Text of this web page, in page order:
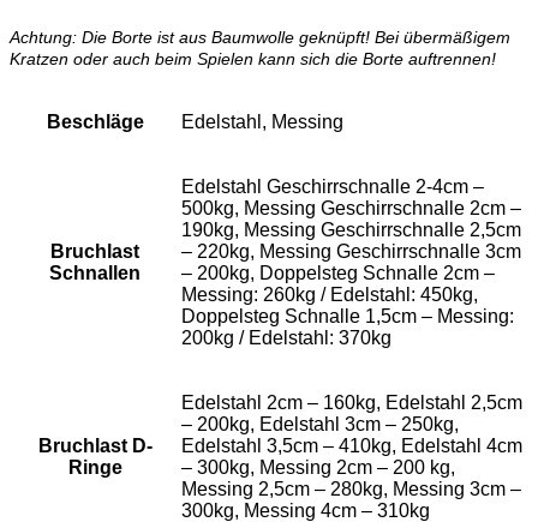
Achtung: Die Borte ist aus Baumwolle geknüpft! Bei übermäßigem
Kratzen oder auch beim Spielen kann sich die Borte auftrennen!
Beschläge Edelstahl, Messing
Bruchlast
Schnallen
Edelstahl Geschirrschnalle 2-4cm –
500kg, Messing Geschirrschnalle 2cm –
190kg, Messing Geschirrschnalle 2,5cm
– 220kg, Messing Geschirrschnalle 3cm
– 200kg, Doppelsteg Schnalle 2cm –
Messing: 260kg / Edelstahl: 450kg,
Doppelsteg Schnalle 1,5cm – Messing:
200kg / Edelstahl: 370kg
Bruchlast D-
Ringe
Edelstahl 2cm – 160kg, Edelstahl 2,5cm
– 200kg, Edelstahl 3cm – 250kg,
Edelstahl 3,5cm – 410kg, Edelstahl 4cm
– 300kg, Messing 2cm – 200 kg,
Messing 2,5cm – 280kg, Messing 3cm –
300kg, Messing 4cm – 310kg